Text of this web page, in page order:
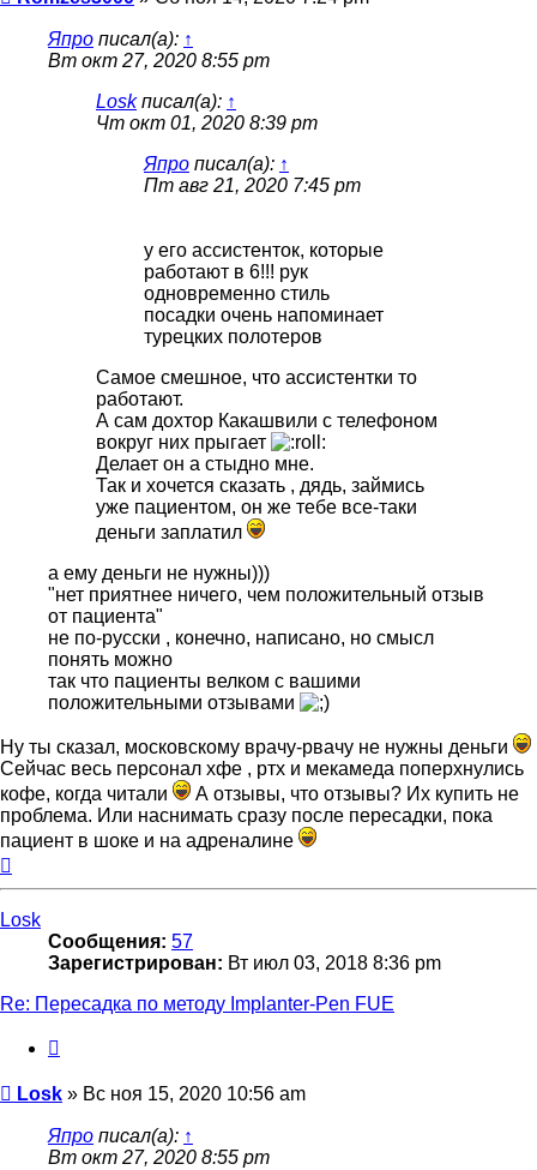
Япро писал(а): ↑
Вт окт 27, 2020 8:55 pm
Loskписал(а): ↑
Чт окт 01, 2020 8:39 pm
Япро писал(а): ↑
Пт авг 21, 2020 7:45 pm
у его ассистенток, которые
работают в 6!!! рук
одновременно стиль
посадки очень напоминает
турецких полотеров
Самое смешное, что ассистентки то
работают.
А сам дохтор Какашвили с телефоном
вокруг них прыгает
Делает он а стыдно мне.
Так и хочется сказать , дядь, займись
уже пациентом, он же тебе все-таки
деньги заплатил
а ему деньги не нужны)))
"нет приятнее ничего, чем положительный отзыв
от пациента"
не по-русски , конечно, написано, но смысл
понять можно
так что пациенты велком с вашими
положительными отзывами
Ну ты сказал, московскому врачу-рвачу не нужны деньги
Сейчас весь персонал хфе , ртх и мекамеда поперхнулись
кофе, когда читали
А отзывы, что отзывы? Их купить не
проблема. Или наснимать сразу после пересадки, пока
пациент в шоке и на адреналине
Losk
Сообщения: 57
Зарегистрирован: Вт июл 03, 2018 8:36 pm
Re: Пересадка по методу Implanter-Pen FUE
Сообщение
Losk » Вс ноя 15, 2020 10:56 am
Япро писал(а): ↑
Вт окт 27, 2020 8:55 pm